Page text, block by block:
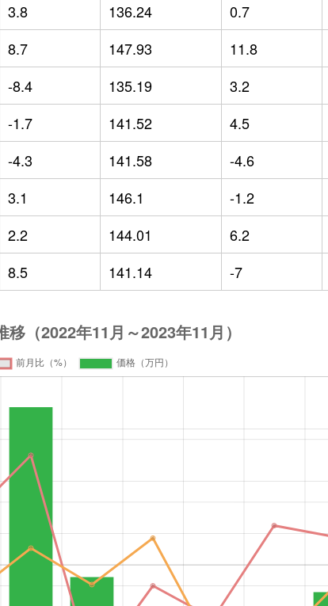
3.8 136.24 0.7
8.7 147.93 11.8
-8.4 135.19 3.2
-1.7 141.52 4.5
-4.3 141.58 -4.6
3.1 146.1 -1.2
2.2 144.01 6.2
8.5 141.14 -7